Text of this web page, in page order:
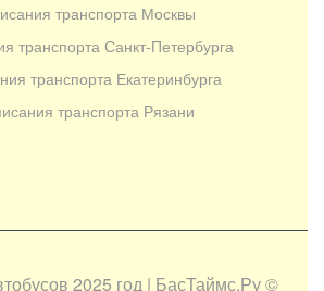
транспорта Москвы
транспорта Санкт-Петербурга
транспорта Екатеринбурга
транспорта Рязани
2025 год | БасТаймс.Ру©